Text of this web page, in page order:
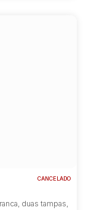
CANCELADO
duas tampas,